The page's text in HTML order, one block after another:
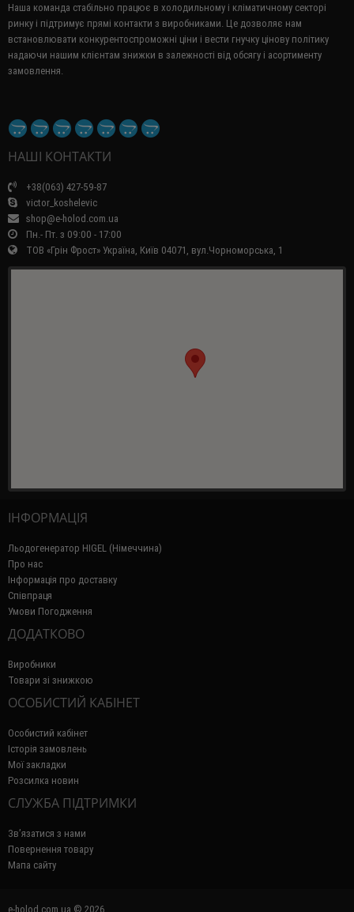
Наша команда стабільно працює в холодильному і кліматичному секторі
ринку і підтримує прямі контакти з виробниками. Це дозволяє нам
встановлювати конкурентоспроможні ціни і вести гнучку цінову політику
надаючи нашим клієнтам знижки в залежності від обсягу і асортименту
замовлення.
НАШІ КОНТАКТИ
+38(063) 427-59-87
victor_koshelevic
shop@e-holod.com.ua
Пн.- Пт. з 09:00 - 17:00
ТОВ «Грін Фрост» Україна, Київ 04071, вул.Чорноморська, 1
ІНФОРМАЦІЯ
Льодогенератор HIGEL (Німеччина)
Про нас
Інформація про доставку
Співпраця
Умови Погодження
ДОДАТКОВО
Виробники
Товари зі знижкою
ОСОБИСТИЙ КАБІНЕТ
Особистий кабінет
Історія замовлень
Мої закладки
Розсилка новин
СЛУЖБА ПІДТРИМКИ
Зв’язатися з нами
Повернення товару
Мапа сайту
e-holod.com.ua © 2026